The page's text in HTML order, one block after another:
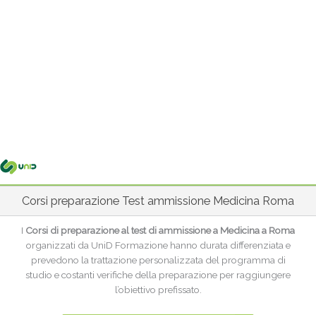
Corsi preparazione Test ammissione Medicina Roma
I Corsi di preparazione al test di ammissione a Medicina a Roma
organizzati da UniD Formazione hanno durata differenziata e
prevedono la trattazione personalizzata del programma di
studio e costanti verifiche della preparazione per raggiungere
l’obiettivo prefissato.